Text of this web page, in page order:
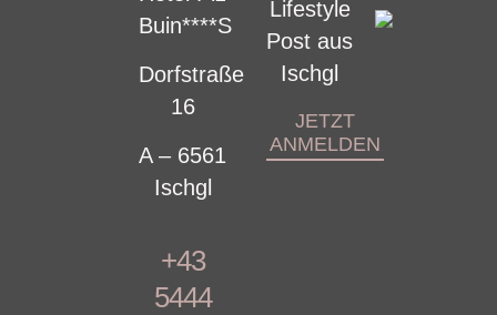
Lifestyle
Post aus
Ischgl
JETZT
ANMELDEN
Buin****S
Dorfstraße
16
A – 6561
Ischgl
+43
5444